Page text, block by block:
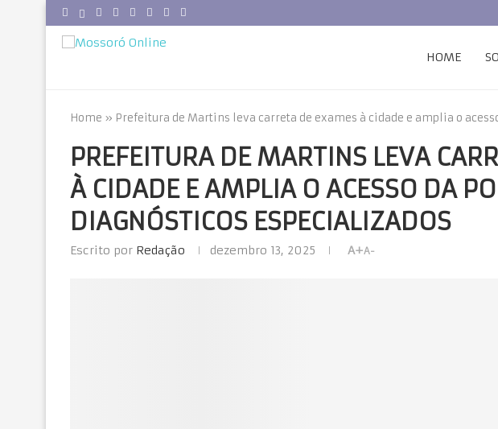
HOME
Home » Prefeitura de Martins leva carreta de exames à cidade e amplia o
PREFEITURA DE MARTINS LEVA
À CIDADE E AMPLIA O ACESSO DA
DIAGNÓSTICOS ESPECIALIZADOS
Escrito por Redação dezembro 13, 2025 A+A-